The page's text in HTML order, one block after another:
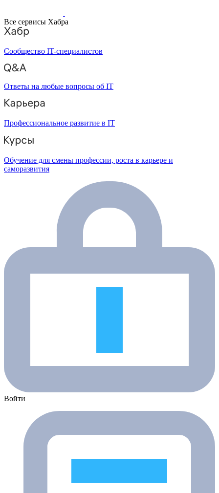
Все сервисы Хабра
Сообщество IT-специалистов
Ответы на любые вопросы об IT
Профессиональное развитие в IT
Обучение для смены профессии, роста в карьере и
саморазвития
Войти